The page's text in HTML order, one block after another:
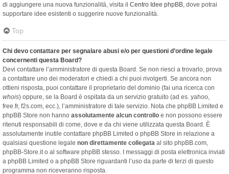
di aggiungere una nuova funzionalità, visita il Centro Idee phpBB, dove potrai
supportare idee esistenti o suggerire nuove funzionalità.
Top
Chi devo contattare per segnalare abusi e/o per questioni d’ordine legale
concernenti questa Board?
Devi contattare l’amministratore di questa Board. Se non riesci a trovarlo, prova
a contattare uno dei moderatori e chiedi a chi puoi rivolgerti. Se ancora non
ottieni risposta, puoi contattare il proprietario del dominio (fai una ricerca con
whois) oppure, se la Board è ospitata da un servizio gratuito (ad es. yahoo,
free.fr, f2s.com, ecc.), l’amministratore di tale servizio. Nota che phpBB Limited e
phpBB Store non hanno assolutamente alcun controllo e non possono essere
ritenuti responsabili di come, dove e da chi viene utilizzata questa Board. È
assolutamente inutile contattare phpBB Limited o phpBB Store in relazione a
qualsiasi questione legale non direttamente collegata al sito phpBB.com,
phpBB-Store.it o al software phpBB stesso. I messaggi di posta elettronica inviati
a phpBB Limited o a phpBB Store riguardanti l’uso da parte di terzi di questo
programma non riceveranno risposta.